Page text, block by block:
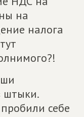
на
налога
штыки.
себе